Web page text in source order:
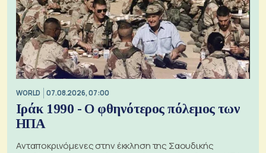
WORLD 07.08.2026, 07:00
Ιράκ 1990 - Ο φθηνότερος πόλεμος των
ΗΠΑ
Ανταποκρινόμενες στην έκκληση της Σαουδικής